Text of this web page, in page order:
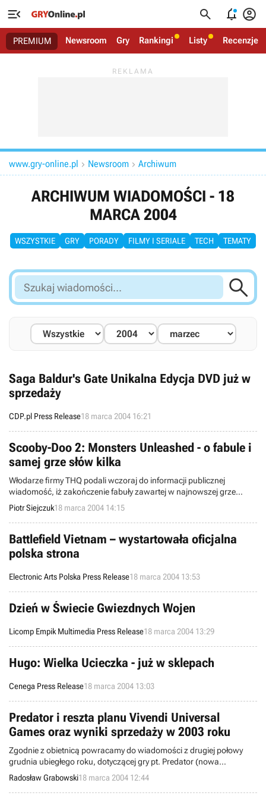
   
PREMIUM Newsroom Gry Rankingi Listy Recenzje
www.gry-online.pl  Newsroom  Archiwum
ARCHIWUM WIADOMOŚCI - 18
MARCA 2004
WSZYSTKIE GRY PORADY FILMY I SERIALE TECH TEMATY
Szukaj
wiadomości...

Saga Baldur's Gate Unikalna Edycja DVD już w
sprzedaży
CDP.pl Press Release18 marca 2004 16:21
Scooby-Doo 2: Monsters Unleashed - o fabule i
samej grze słów kilka
Włodarze firmy THQ podali wczoraj do informacji publicznej
wiadomość, iż zakończenie fabuły zawartej w najnowszej grze
opowiadającej o przygodach Scoobiego i jego paczki, tj. Scooby-
Doo 2: Monsters Unleashed, będzie różniło się w pewnym stopniu od
tej zawartej w obrazie Warner Bros. Pictures noszącym ten sam
tytuł. Jednak, aby tak rzeczywiście się stało należy wpisać w grze
odpowiedni kod, który pojawi się podczas napisów końcowych filmu
a dokładniej rzecz mówiąc w momencie, kiedy pokazany zostanie
chwil przedłużyć czas spędzony nad tą grą familijną. (Kod działać
będzie zarówno na komputerach osobistych klasy PC jak i
konsolach Game Boy Advance)
Piotr Siejczuk18 marca 2004 14:15
Battlefield Vietnam – wystartowała oficjalna
polska strona
Electronic Arts Polska Press Release18 marca 2004 13:53
Dzień w Świecie Gwiezdnych Wojen
Licomp Empik Multimedia Press Release18 marca 2004 13:29
Hugo: Wielka Ucieczka - już w sklepach
Cenega Press Release18 marca 2004 13:03
Predator i reszta planu Vivendi Universal
Games oraz wyniki sprzedaży w 2003 roku
Zgodnie z obietnicą powracamy do wiadomości z drugiej połowy
grudnia ubiegłego roku, dotyczącej gry pt. Predator (nowa
elektroniczno-rozrywkowa pozycja w ramach popularnej marki,
wylansowanej dzięki filmowi z pamiętną kreacją Arnolda
Schwarzeneggera). „Łowcę” opublikuje za kilka miesięcy korporacja
Radosław Grabowski18 marca 2004 12:44